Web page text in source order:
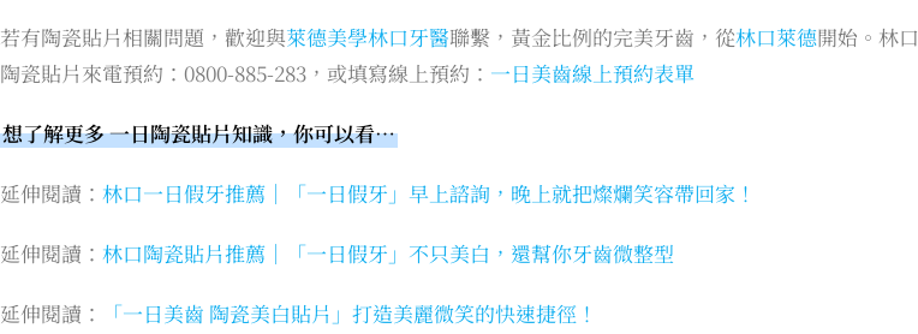
若有陶瓷貼片相關問題，歡迎與萊德美學林口牙醫聯繫，黃金比例的完美牙齒，從林口萊德開始。林口
陶瓷貼片來電預約：0800-885-283，或填寫線上預約： 一日美齒線上預約表單
想了解更多一日陶瓷貼片知識，你可以看…
延伸閱讀： 林口一日假牙推薦｜「一日假牙」早上諮詢，晚上就把燦爛笑容帶回家！
延伸閱讀： 林口陶瓷貼片推薦｜「一日假牙」不只美白，還幫你牙齒微整型
延伸閱讀：
「一日美齒 陶瓷美白貼片」打造美麗微笑的快速捷徑！